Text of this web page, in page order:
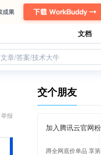
文档
文章/答案/技术大牛
举报
交个朋友
加入腾讯云官网
蹲全网底价单品 享